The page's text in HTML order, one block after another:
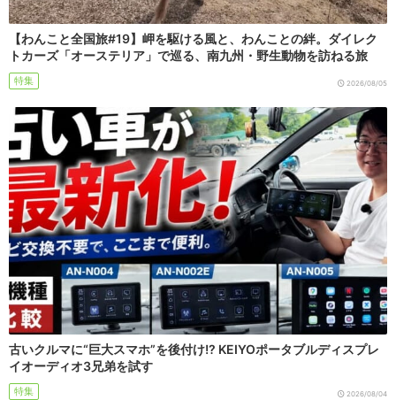
【わんこと全国旅#19】岬を駆ける風と、わんことの絆。ダイレク
トカーズ「オーステリア」で巡る、南九州・野生動物を訪ねる旅
特集 2026/08/05
古いクルマに“巨大スマホ”を後付け!? KEIYOポータブルディスプレ
イオーディオ3兄弟を試す
特集 2026/08/04